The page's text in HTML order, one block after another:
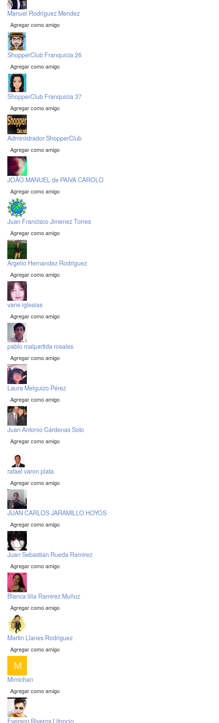
Manuel Rodriguez Mendez
Agregar como amigo
ShopperClub Franquicia 26
Agregar como amigo
ShopperClub Franquicia 37
Agregar como amigo
Administrador ShopperClub
Agregar como amigo
JOÃO MANUEL de PAIVA CAROLO
Agregar como amigo
Juan Francisco Jimenez Torres
Agregar como amigo
Argelio Hernandez Rodriguez
Agregar como amigo
vane iglesias
Agregar como amigo
pablo malpartida rosales
Agregar como amigo
Laura Melguizo Pérez
Agregar como amigo
Juan Antonio Cárdenas Soto
Agregar como amigo
rafael varon plata
Agregar como amigo
JUAN CARLOS JARAMILLO HOYOS
Agregar como amigo
Juan Sebastian Rueda Ramirez
Agregar como amigo
Blanca lilia Ramirez Muñoz
Agregar como amigo
Martin Llanes Rodriguez
Agregar como amigo
Mimichan
Agregar como amigo
Everson Riveros Lifoncio